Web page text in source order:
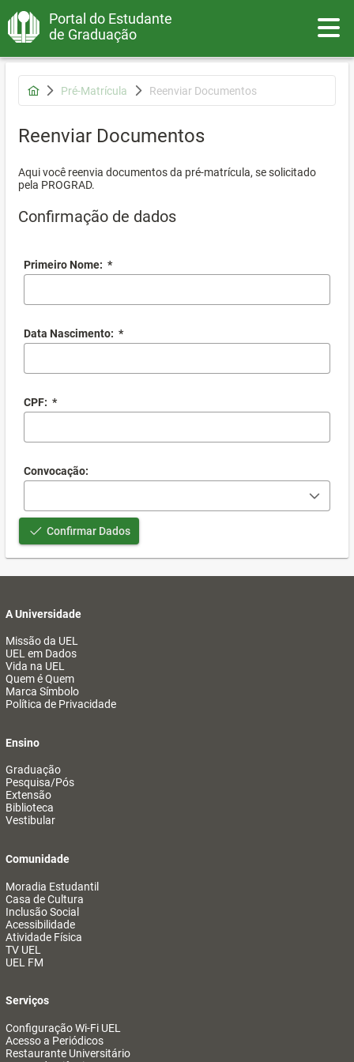
Portal do Estudante
de Graduação
Pré-Matrícula Reenviar Documentos
Reenviar Documentos
Aqui você reenvia documentos da pré-matrícula, se solicitado
pela PROGRAD.
Confirmação de dados
Primeiro Nome: *
Data Nascimento: *
CPF: *
Convocação:
Confirmar Dados
A Universidade
Missão da UEL
UEL em Dados
Vida na UEL
Quem é Quem
Marca Símbolo
Política de Privacidade
Ensino
Graduação
Pesquisa/Pós
Extensão
Biblioteca
Vestibular
Comunidade
Moradia Estudantil
Casa de Cultura
Inclusão Social
Acessibilidade
Atividade Física
TV UEL
UEL FM
Serviços
Configuração Wi-Fi UEL
Acesso a Periódicos
Restaurante Universitário